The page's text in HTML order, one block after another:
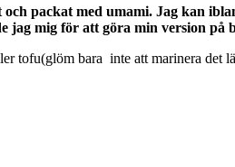
packat med umami. Jag kan
jag mig för att göra min version
tofu(glöm bara inte att marinera det